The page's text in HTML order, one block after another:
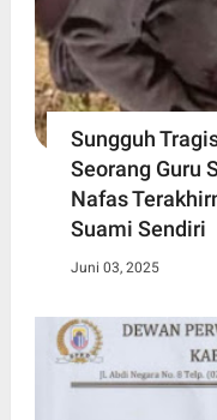
Sungguh
Seorang Guru
Nafas
Suami Sendiri
Juni 03, 2025